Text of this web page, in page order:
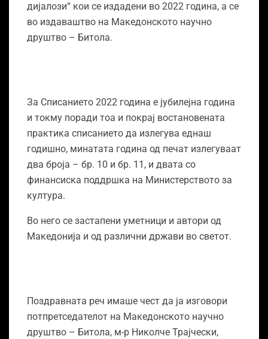
дијалози“ кои се издадени во 2022 година, а се
во издаваштво на Македонското научно
друштво – Битола.
За Списанието 2022 година е јубилејна година
и токму поради тоа и покрај востановената
практика списанието да излегува еднаш
годишно, минатата година од печат излегуваат
два броја – бр. 10 и бр. 11, и двата со
финансиска поддршка на Министерството за
култура.
Во него се застапени уметници и автори од
Македонија и од различни држави во светот.
Поздравната реч имаше чест да ја изговори
потпретседателот на Македонското научно
друштво – Битола, м-р Николче Трајчески,